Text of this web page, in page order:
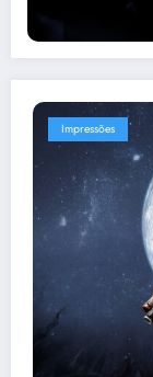
Impressões